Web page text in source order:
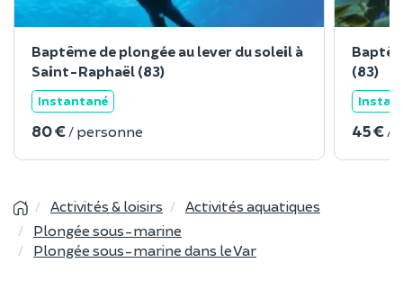
Baptême de plongée au lever du soleil à
Saint-Raphaël (83)
Instantané
80 € / personne
(83)
45 € /
Activités & loisirs
Activités aquatiques
Plongée sous-marine
Plongée sous-marine dans le Var